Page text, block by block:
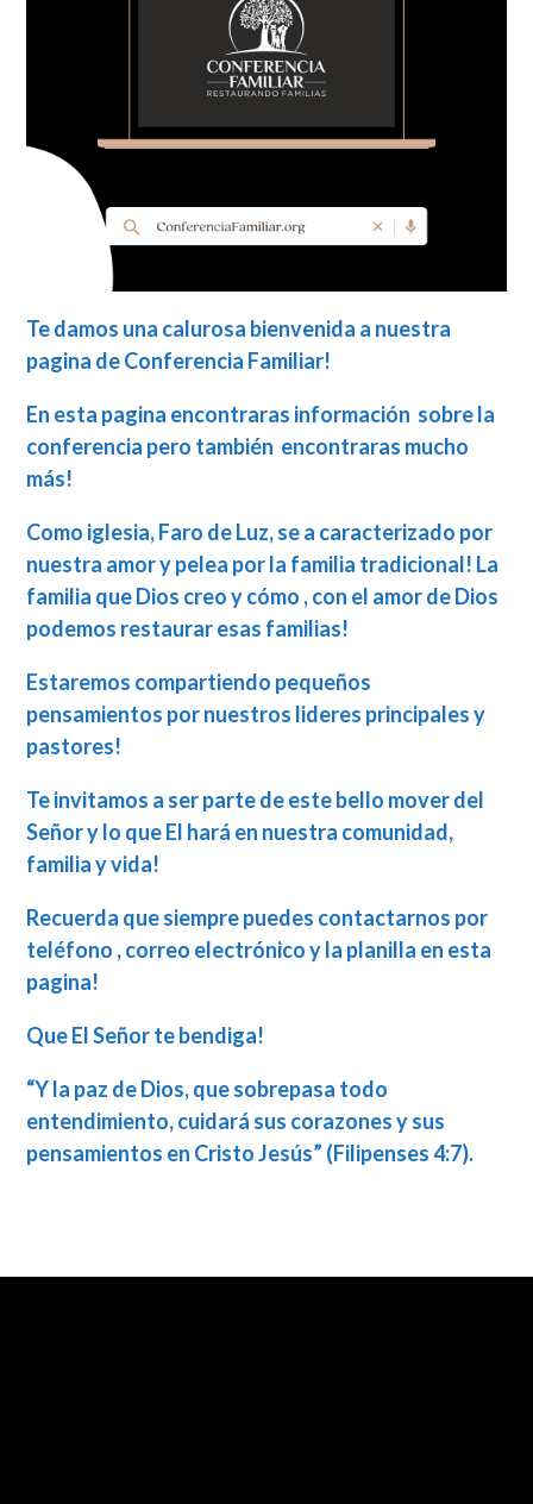
Te damos una calurosa bienvenida a nuestra
pagina de Conferencia Familiar!
En esta pagina encontraras información sobre la
conferencia pero también encontraras mucho
más!
Como iglesia, Faro de Luz, se a caracterizado por
nuestra amor y pelea por la familia tradicional! La
familia que Dios creo y cómo , con el amor de Dios
podemos restaurar esas familias!
Estaremos compartiendo pequeños
pensamientos por nuestros lideres principales y
pastores!
Te invitamos a ser parte de este bello mover del
Señor y lo que El hará en nuestra comunidad,
familia y vida!
Recuerda que siempre puedes contactarnos por
teléfono , correo electrónico y la planilla en esta
pagina!
Que El Señor te bendiga!
“Y la paz de Dios, que sobrepasa todo
entendimiento, cuidará sus corazones y sus
pensamientos en Cristo Jesús” (Filipenses 4:7).